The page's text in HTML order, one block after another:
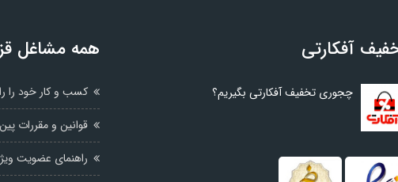
آفکارتی
چجوری تخفیف آفکارتی بگیریم؟
همه مشاغل
کسب و کار خود را
قوانین و مقررات
راهنمای عضویت